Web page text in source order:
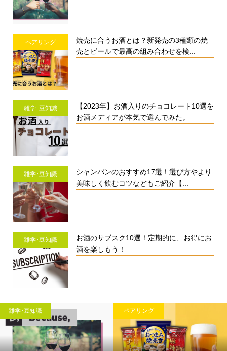
ペアリング
焼売に合うお酒とは？新発売の3種類の焼
売とビールで最高の組み合わせを検...
雑学･豆知識
【2023年】お酒入りのチョコレート10選を
お酒メディアが本気で選んでみた。
雑学･豆知識
シャンパンのおすすめ17選！選び方やより
美味しく飲むコツなどもご紹介【...
雑学･豆知識
お酒のサブスク10選！定期的に、お得にお
酒を楽しもう！
雑学･豆知識 ペアリング